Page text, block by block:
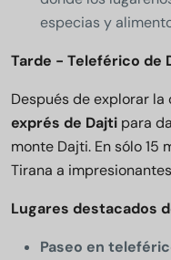
especias y
Tarde - Teleférico de
Después de explorar
exprés de Dajti para
monte Dajti. En sólo 15
Tirana a
Lugares destacados
Paseo en